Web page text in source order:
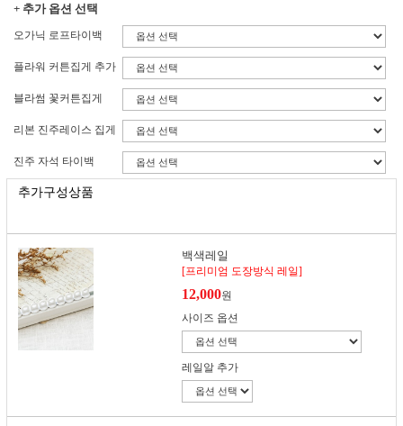
+ 추가 옵션 선택
오가닉 로프타이백
플라워 커튼집게 추가
블라썸 꽃커튼집게
리본 진주레이스 집게
진주 자석 타이백
추가구성상품
백색레일
[프리미엄 도장방식 레일]
12,000원
사이즈 옵션
레일알 추가